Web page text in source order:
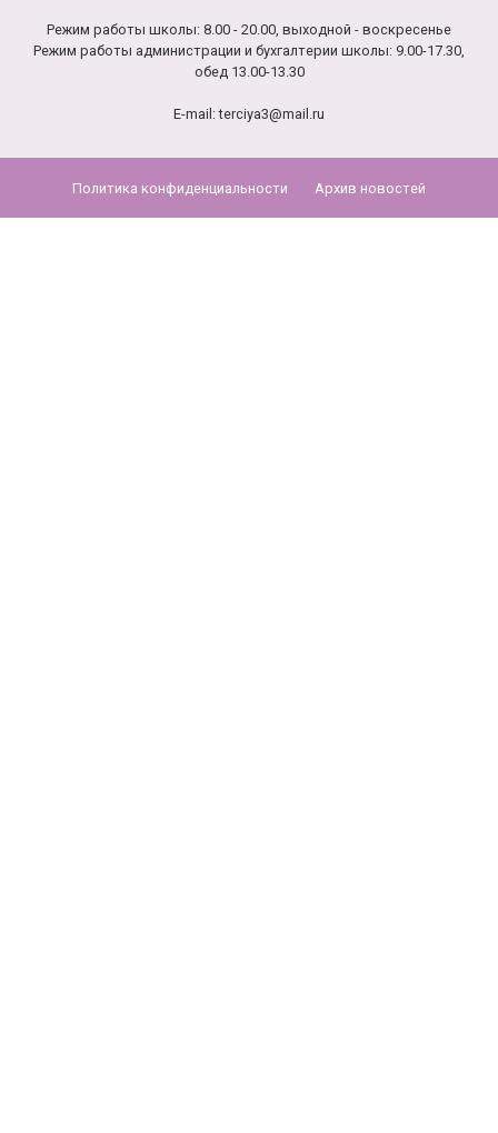
Режим работы школы: 8.00 - 20.00, выходной - воскресенье
Режим работы администрации и бухгалтерии школы: 9.00-17.30,
обед 13.00-13.30
E-mail:terciya3@mail.ru
Политика конфиденциальности Архив новостей